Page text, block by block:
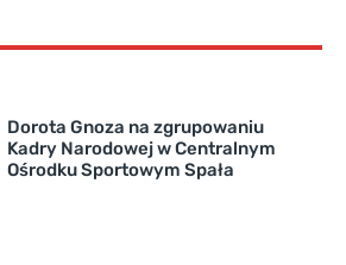
Dorota Gnoza na zgrupowaniu
Kadry Narodowej w Centralnym
Ośrodku Sportowym Spała